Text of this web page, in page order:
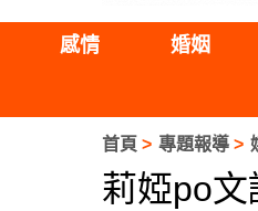
感情 婚姻
首頁 專題報導
莉婭po